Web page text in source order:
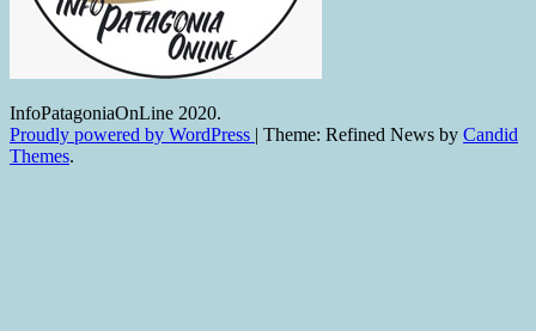
InfoPatagoniaOnLine 2020.
Proudly powered by WordPress | Theme: Refined News by Candid
Themes.